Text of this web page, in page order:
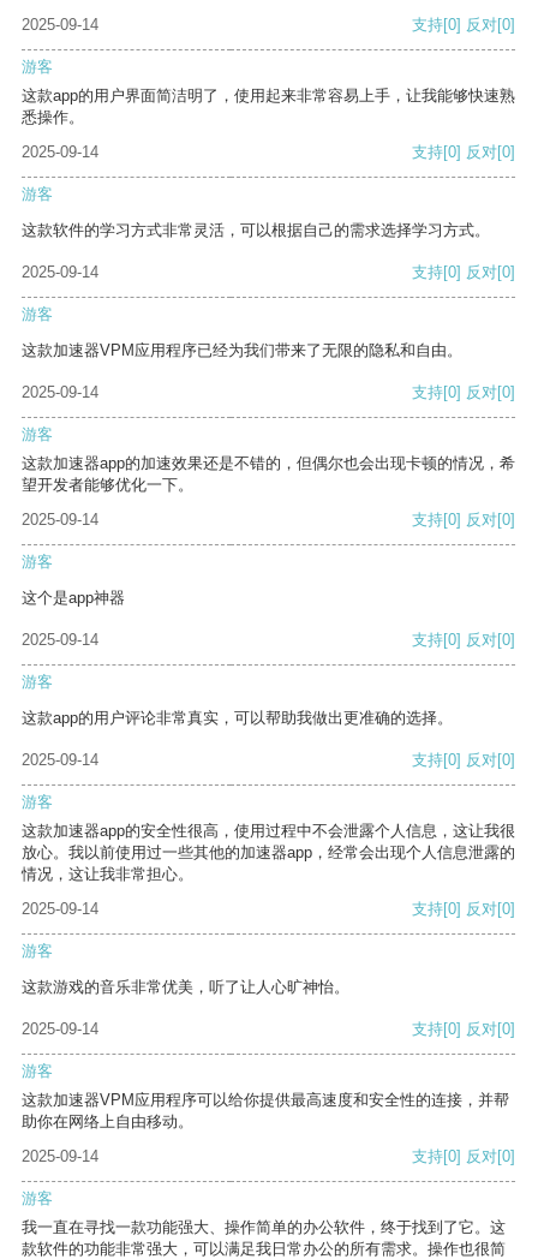
2025-09-14 支持[0] 反对[0]
游客
这款app的用户界面简洁明了，使用起来非常容易上手，让我能够快速熟
悉操作。
2025-09-14
支持[0] 反对[0]
游客
这款软件的学习方式非常灵活，可以根据自己的需求选择学习方式。
2025-09-14 支持[0] 反对[0]
游客
这款加速器VPM应用程序已经为我们带来了无限的隐私和自由。
2025-09-14 支持[0] 反对[0]
游客
这款加速器app的加速效果还是不错的，但偶尔也会出现卡顿的情况，希
望开发者能够优化一下。
2025-09-14
支持[0] 反对[0]
游客
这个是app神器
2025-09-14 支持[0] 反对[0]
游客
这款app的用户评论非常真实，可以帮助我做出更准确的选择。
2025-09-14 支持[0] 反对[0]
游客
这款加速器app的安全性很高，使用过程中不会泄露个人信息，这让我很
放心。我以前使用过一些其他的加速器app，经常会出现个人信息泄露的
情况，这让我非常担心。
2025-09-14
支持[0] 反对[0]
游客
这款游戏的音乐非常优美，听了让人心旷神怡。
2025-09-14 支持[0] 反对[0]
游客
这款加速器VPM应用程序可以给你提供最高速度和安全性的连接，并帮
助你在网络上自由移动。
2025-09-14
支持[0] 反对[0]
游客
我一直在寻找一款功能强大、操作简单的办公软件，终于找到了它。这
款软件的功能非常强大，可以满足我日常办公的所有需求。操作也很简